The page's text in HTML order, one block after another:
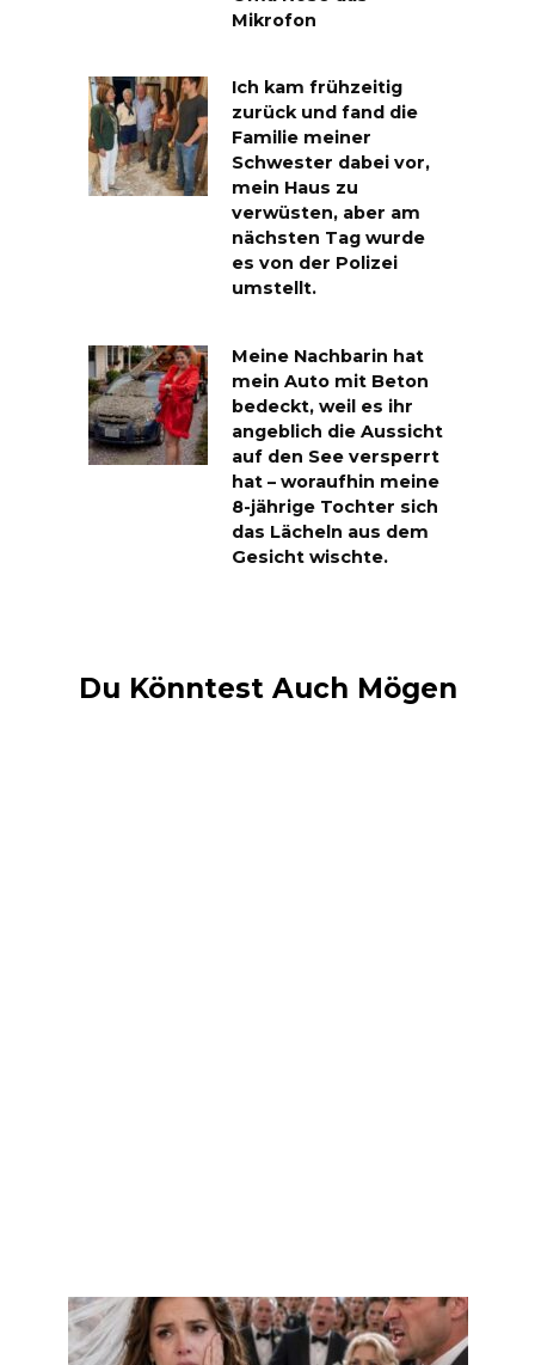
Mikrofon
Ich kam frühzeitig
zurück und fand die
Familie meiner
Schwester dabei vor,
mein Haus zu
verwüsten, aber am
nächsten Tag wurde
es von der Polizei
umstellt.
Meine Nachbarin hat
mein Auto mit Beton
bedeckt, weil es ihr
angeblich die Aussicht
auf den See versperrt
hat – woraufhin meine
8-jährige Tochter sich
das Lächeln aus dem
Gesicht wischte.
Du Könntest Auch Mögen